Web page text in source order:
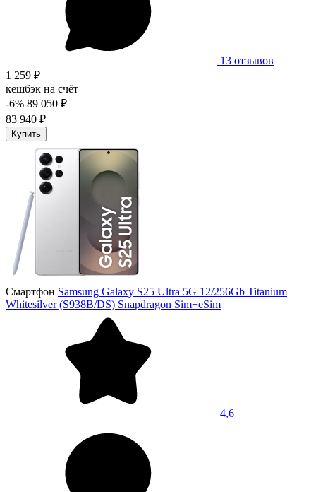
13 отзывов
1 259 ₽
кешбэк на счёт
-6% 89 050 ₽
83 940 ₽
Купить
Смартфон Samsung Galaxy S25 Ultra 5G 12/256Gb Titanium
Whitesilver (S938B/DS) Snapdragon Sim+eSim
4,6